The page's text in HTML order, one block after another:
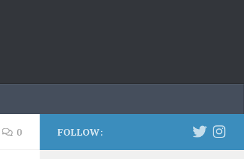
0 FOLLOW: